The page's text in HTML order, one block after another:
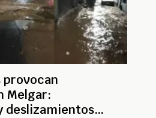
provocan
Melgar:
deslizamientos